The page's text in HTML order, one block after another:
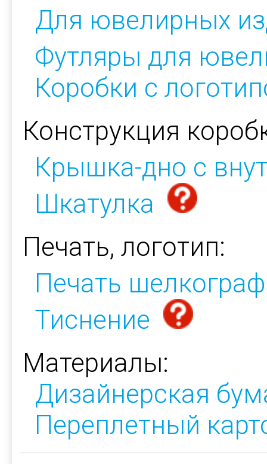
Для ювелирных
Футляры для
Коробки с
Конструкция
Крышка-дно с
Шкатулка
Печать, логотип:
Печать
Тиснение
Материалы:
Дизайнерская
Переплетный